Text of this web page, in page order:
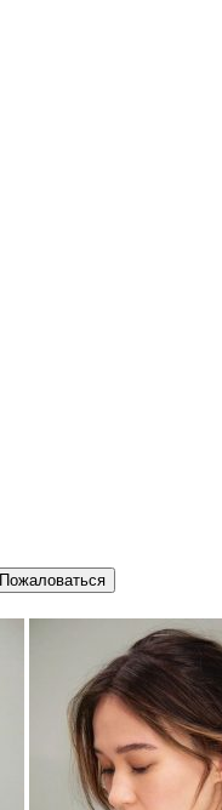
Пожаловаться